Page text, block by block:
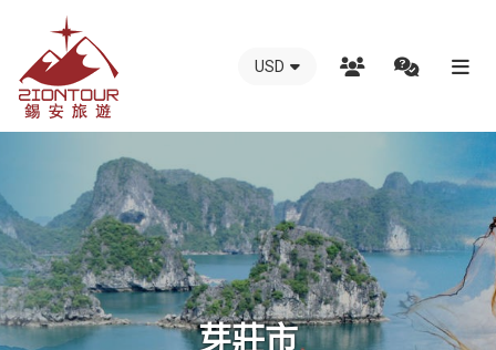
越
安
國
際
旅
行
USD
芽莊市